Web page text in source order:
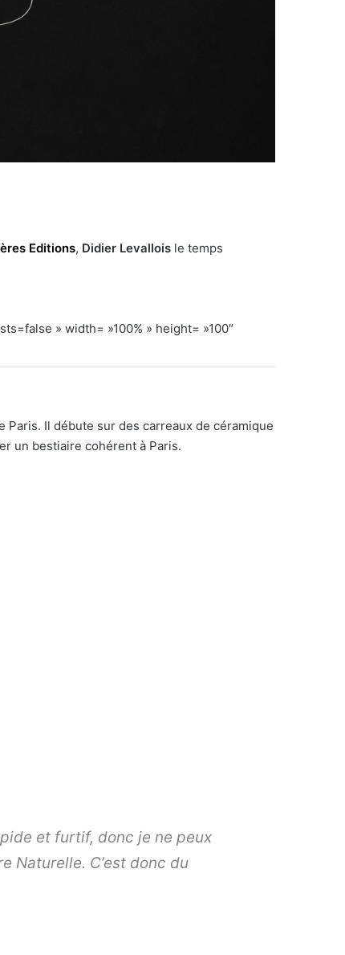
Editions, Didier Levallois le temps
» width= »100% » height= »100″
Paris. Il débute sur des carreaux de céramique
un bestiaire cohérent à Paris.
et furtif, donc je ne peux
Naturelle. C’est donc du